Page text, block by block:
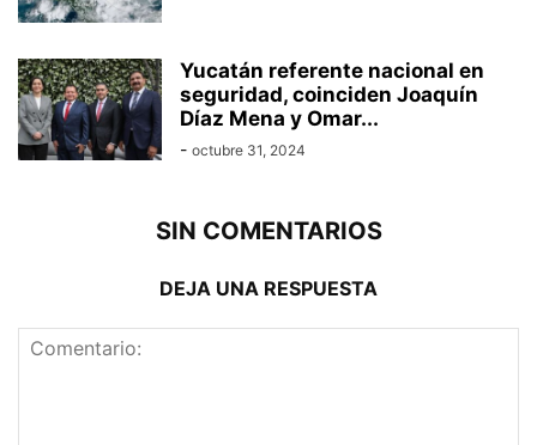
Yucatán referente nacional en
seguridad, coinciden Joaquín
Díaz Mena y Omar...
- octubre 31, 2024
SIN COMENTARIOS
DEJA UNA RESPUESTA